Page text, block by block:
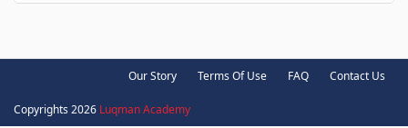
Our Story Terms Of Use FAQ Contact Us
Copyrights 2026 Luqman Academy